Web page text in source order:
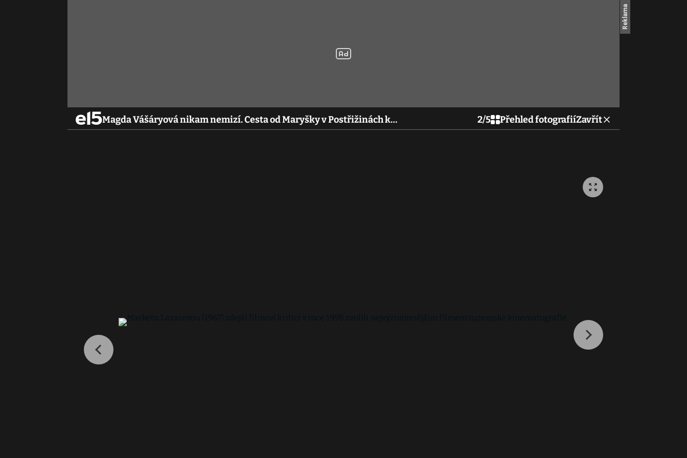
Magda Vášáryová nikam nemizí. Cesta od Maryšky v Postřižinách k… 2/5 Přehled fotografiíZavřít